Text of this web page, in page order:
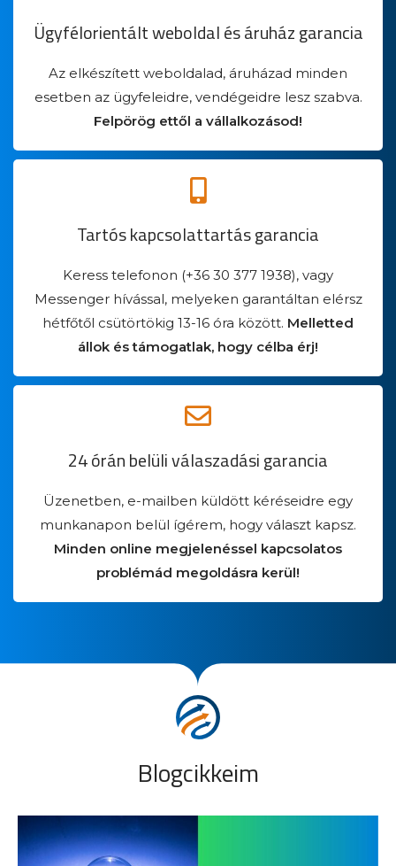
Ügyfélorientált weboldal és áruház garancia
Az elkészített weboldalad, áruházad minden
esetben az ügyfeleidre, vendégeidre lesz szabva.
Felpörög ettől a vállalkozásod!
Tartós kapcsolattartás garancia
Keress telefonon (+36 30 377 1938), vagy
Messenger hívással, melyeken garantáltan elérsz
hétfőtől csütörtökig 13-16 óra között. Melletted
állok és támogatlak, hogy célba érj!
24 órán belüli válaszadási garancia
Üzenetben, e-mailben küldött kéréseidre egy
munkanapon belül ígérem, hogy választ kapsz.
Minden online megjelenéssel kapcsolatos
problémád megoldásra kerül!
Blogcikkeim